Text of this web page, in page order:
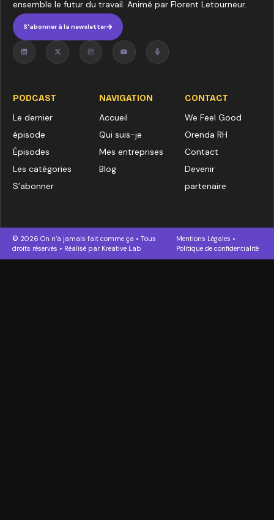
ensemble le futur du travail. Animé par Florent Letourneur.
S'abonner à la newsletter
PODCAST
Le dernier
épisode
Épisodes
Les catégories
S’abonner
NAVIGATION
Accueil
Qui suis-je
Mes entreprises
Blog
CONTACT
We Feel Good
Orenda RH
Contact
Devenir
partenaire
© 2026 On n’a jamais fait comme ça • Tous
droits réservés • Réalisé par Kreative Lab
Mentions Légales •
Politique de confidentialité